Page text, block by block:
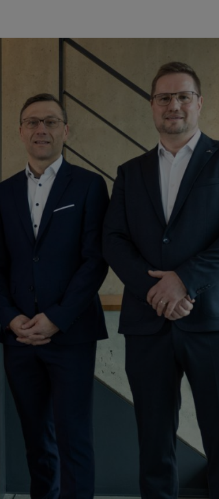
Martin Schwarz (président de STIHL), Alexander Gränitz
le groupe STIHL, nous écrivons un nouveau
STIHL à nos côtés, nous renforçons
Mogatec. Les dirigeants de Mogatec, Tobias
et ne comptait alors que 15 collaborateurs.
systèmes de transmission, d’embrayage et de
millions d’euros.